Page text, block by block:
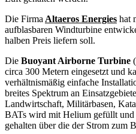
Die Firma Altaeros Energies hat
aufblasbaren Windturbine
halben Preis liefern soll.
Die Buoyant Airborne Turbine
circa 300 Metern eingesetzt und
verhältnismäßig einfache
breites Spektrum an
Landwirtschaft, Militärbasen,
BATs wird mit Helium gefüllt und
gehalten über die der Strom zum